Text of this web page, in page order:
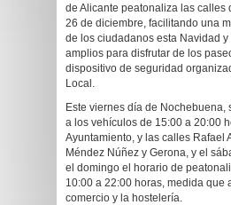
de Alicante peatonaliza las calles
26 de diciembre, facilitando una
de los ciudadanos esta Navidad
amplios para disfrutar de los
dispositivo de seguridad
Local.
Este viernes día de Nochebuena,
a los vehículos de 15:00 a 20:00
Ayuntamiento, y las calles Rafael
Méndez Núñez y Gerona, y el
el domingo el horario de
10:00 a 22:00 horas, medida que
comercio y la hostelería.